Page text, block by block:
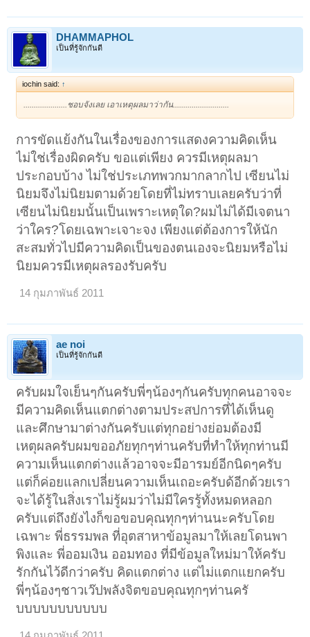
DHAMMAPHOL
เป็นที่รู้จักกันดี
iochin said: ↑
.....................ชอบจังเลย เอาเหตุผลมาว่ากัน...........................
การขัดแย้งกันในเรื่องของการแสดงความคิดเห็น
ไม่ใช่เรื่องผิดครับ ขอแต่เพียง ควรมีเหตุผลมา
ประกอบบ้าง ไม่ใช่ประเภทพวกมากลากไป เซียนไม่
นิยมจึงไม่นิยมตามด้วยโดยที่ไม่ทราบเลยครับว่าที่
เซียนไม่นิยมนั้นเป็นเพราะเหตุใด?ผมไม่ได้มีเจตนา
ว่าใคร?โดยเฉพาะเจาะจง เพียงแต่ต้องการให้นัก
สะสมทั่วไปมีความคิดเป็นของตนเองจะนิยมหรือไม่
นิยมควรมีเหตุผลรองรับครับ
14 กุมภาพันธ์ 2011
ae noi
เป็นที่รู้จักกันดี
ครับผมใจเย็นๆกันครับพี่ๆน้องๆกันครับทุกคนอาจจะ
มีความคิดเห็นแตกต่างตามประสปการที่ได้เห็นดู
และศึกษามาต่างกันครับแต่ทุกอย่างย่อมต้องมี
เหตุผลครับผมขออภัยทุกๆท่านครับที่ทำให้ทุกท่านมี
ความเห็นแตกต่างแล้วอาจจะมีอารมย์อีกนิดๆครับ
แต่ก็ค่อยแลกเปลี่ยนความเห็นเถอะครับด้อีกด้วยเรา
จะได้รู้ในสิ่งเราไม่รู้ผมว่าไม่มีใครรู้ทั้งหมดหลอก
ครับแต่ถึงยังไงก็ขอขอบคุณทุกๆท่านนะครับโดย
เฉพาะ พี่ธรรมพล ที่อุตสาหาข้อมูลมาให้เลยโดนพา
พิงและ พี่ออมเงิน ออมทอง ที่มีข้อมูลใหม่มาให้ครับ
รักกันไว้ดีกว่าครับ คิดแตกต่าง แต่ไม่แตกแยกครับ
พี่ๆน้องๆชาวเว๊ปพลังจิตขอบคุณทุกๆท่านครั
บบบบบบบบบบบ